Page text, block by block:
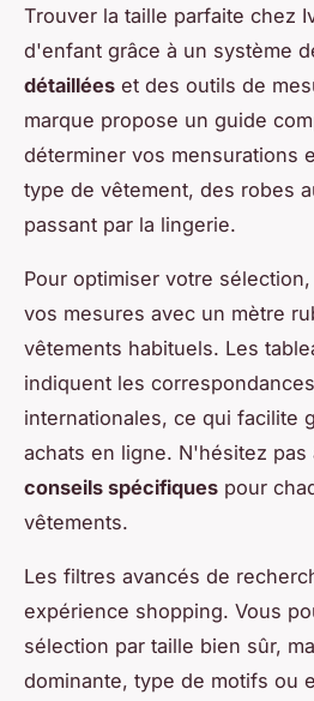
Trouver la taille parfaite chez
d'enfant grâce à un système
détaillées et des outils de
marque propose un guide
déterminer vos mensurations
type de vêtement, des robes
passant par la lingerie.
Pour optimiser votre
vos mesures avec un mètre
vêtements habituels. Les
indiquent les
internationales, ce qui facilite
achats en ligne. N'hésitez pas
conseils spécifiques pour
vêtements.
Les filtres avancés de
expérience shopping. Vous
sélection par taille bien sûr,
dominante, type de motifs ou